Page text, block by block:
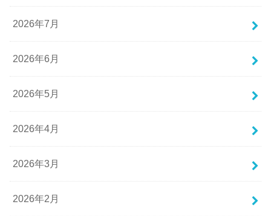
2026年7月
2026年6月
2026年5月
2026年4月
2026年3月
2026年2月